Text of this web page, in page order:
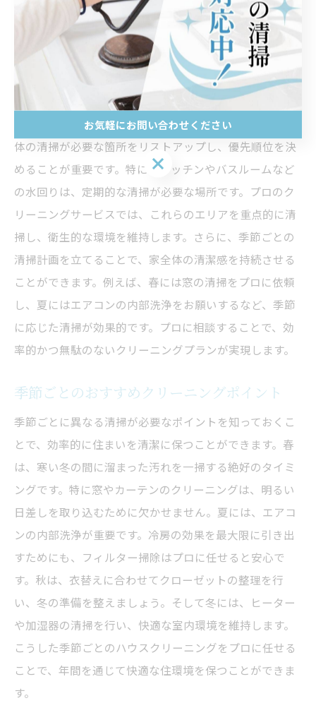
ハウスクリーニングで心地よい空間
を手に入れる方法
プロに任せるクリーニング計画の立て方
ハウスクリーニングをプロに任せる際には、まず自宅全
体の清掃が必要な箇所をリストアップし、優先順位を決
めることが重要です。特に、キッチンやバスルームなど
の水回りは、定期的な清掃が必要な場所です。プロのク
リーニングサービスでは、これらのエリアを重点的に清
掃し、衛生的な環境を維持します。さらに、季節ごとの
清掃計画を立てることで、家全体の清潔感を持続させる
ことができます。例えば、春には窓の清掃をプロに依頼
し、夏にはエアコンの内部洗浄をお願いするなど、季節
に応じた清掃が効果的です。プロに相談することで、効
率的かつ無駄のないクリーニングプランが実現します。
季節ごとのおすすめクリーニングポイント
季節ごとに異なる清掃が必要なポイントを知っておくこ
とで、効率的に住まいを清潔に保つことができます。春
は、寒い冬の間に溜まった汚れを一掃する絶好のタイミ
ングです。特に窓やカーテンのクリーニングは、明るい
日差しを取り込むために欠かせません。夏には、エアコ
ンの内部洗浄が重要です。冷房の効果を最大限に引き出
すためにも、フィルター掃除はプロに任せると安心で
す。秋は、衣替えに合わせてクローゼットの整理を行
い、冬の準備を整えましょう。そして冬には、ヒーター
や加湿器の清掃を行い、快適な室内環境を維持します。
こうした季節ごとのハウスクリーニングをプロに任せる
ことで、年間を通じて快適な住環境を保つことができま
す。
お気軽にお問い合わせください
お気軽にお問い合わせください